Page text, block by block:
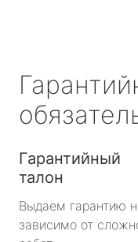
Гарантийный
талон
Выдаем гарантию
зависимо от